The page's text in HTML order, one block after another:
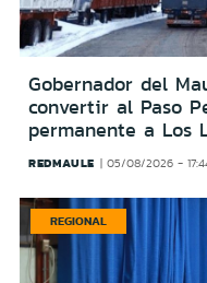
Gobernador del
convertir al Paso
permanente a Los
REDMAULE 05/08/2026 -
REGIONAL